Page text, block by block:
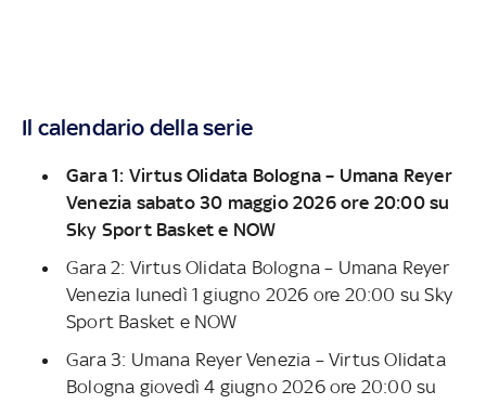
Il calendario della serie
Gara 1: Virtus Olidata Bologna – Umana Reyer
Venezia sabato 30 maggio 2026 ore 20:00 su
Sky Sport Basket e NOW
Gara 2: Virtus Olidata Bologna – Umana Reyer
Venezia lunedì 1 giugno 2026 ore 20:00 su Sky
Sport Basket e NOW
Gara 3: Umana Reyer Venezia – Virtus Olidata
Bologna giovedì 4 giugno 2026 ore 20:00 su